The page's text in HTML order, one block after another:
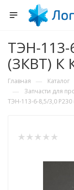
ТЭН-113-
(ЗКВТ) К
Главная — Каталог
— Запчасти для
ТЭН-113-6-8,5/3,0